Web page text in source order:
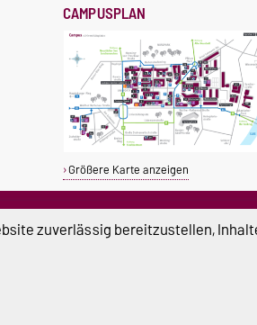
CAMPUSPLAN
Größere Karte anzeigen
SERVICE
Beratung und Unterstützung
zuverlässig bereitzustellen,